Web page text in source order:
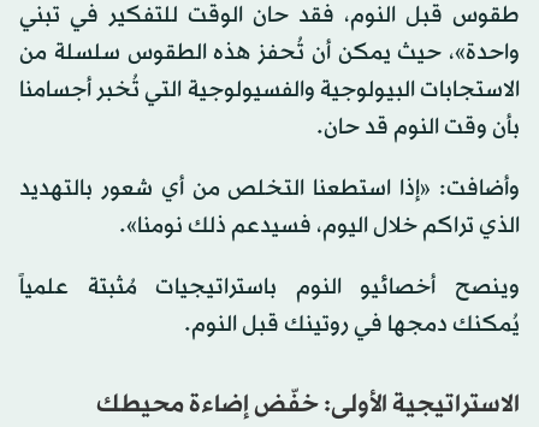
طقوس قبل النوم، فقد حان الوقت للتفكير في تبني
واحدة»، حيث يمكن أن تُحفز هذه الطقوس سلسلة من
الاستجابات البيولوجية والفسيولوجية التي تُخبر أجسامنا
بأن وقت النوم قد حان.
وأضافت: «إذا استطعنا التخلص من أي شعور بالتهديد
الذي تراكم خلال اليوم، فسيدعم ذلك نومنا».
وينصح أخصائيو النوم باستراتيجيات مُثبتة علمياً
يُمكنك دمجها في روتينك قبل النوم.
الاستراتيجية الأولى: خفّض إضاءة محيطك